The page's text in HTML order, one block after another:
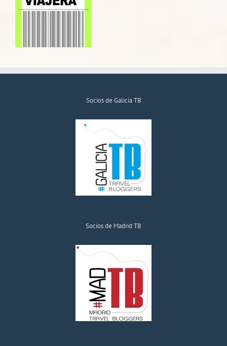
Socios de Galicia TB
Socios de Madrid TB